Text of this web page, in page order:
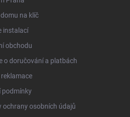
na klíč
instalací
obchodu
o doručování a platbách
podmínky
ochrany osobních údajů